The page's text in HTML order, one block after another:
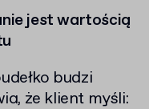
jest wartością
budzi
że klient myśli: